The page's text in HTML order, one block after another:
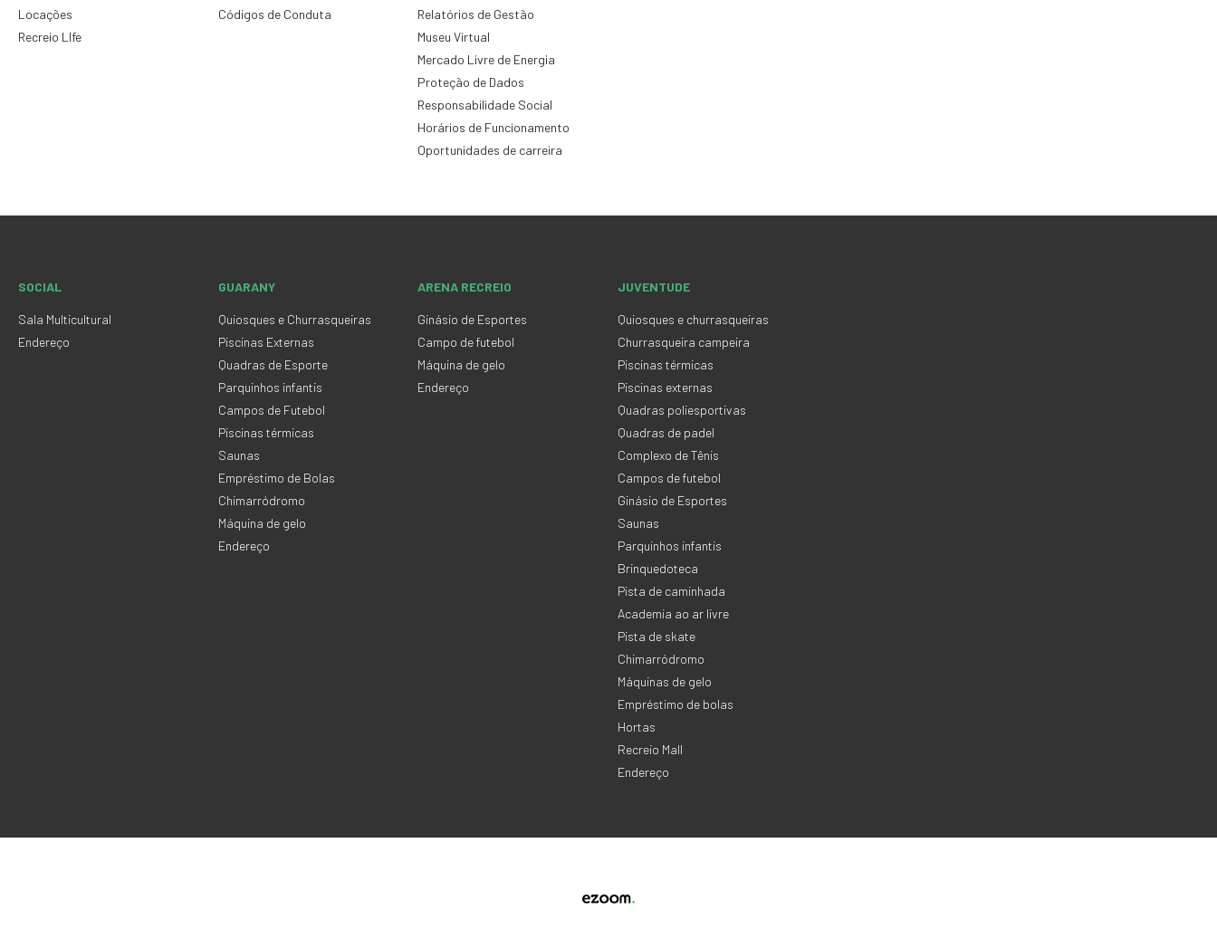
Locações
Recreio LIfe
Códigos de Conduta
Relatórios de Gestão
Museu Virtual
Mercado Livre de Energia
Proteção de Dados
Responsabilidade Social
Horários de Funcionamento
Oportunidades de carreira
SOCIAL
Sala Multicultural
Endereço
GUARANY
Quiosques e Churrasqueiras
Piscinas Externas
Quadras de Esporte
Parquinhos infantis
Campos de Futebol
Piscinas térmicas
Saunas
Empréstimo de Bolas
Chimarródromo
Máquina de gelo
Endereço
ARENA RECREIO
Ginásio de Esportes
Campo de futebol
Máquina de gelo
Endereço
JUVENTUDE
Quiosques e churrasqueiras
Churrasqueira campeira
Piscinas térmicas
Piscinas externas
Quadras poliesportivas
Quadras de padel
Complexo de Tênis
Campos de futebol
Ginásio de Esportes
Saunas
Parquinhos infantis
Brinquedoteca
Pista de caminhada
Academia ao ar livre
Pista de skate
Chimarródromo
Máquinas de gelo
Empréstimo de bolas
Hortas
Recreio Mall
Endereço